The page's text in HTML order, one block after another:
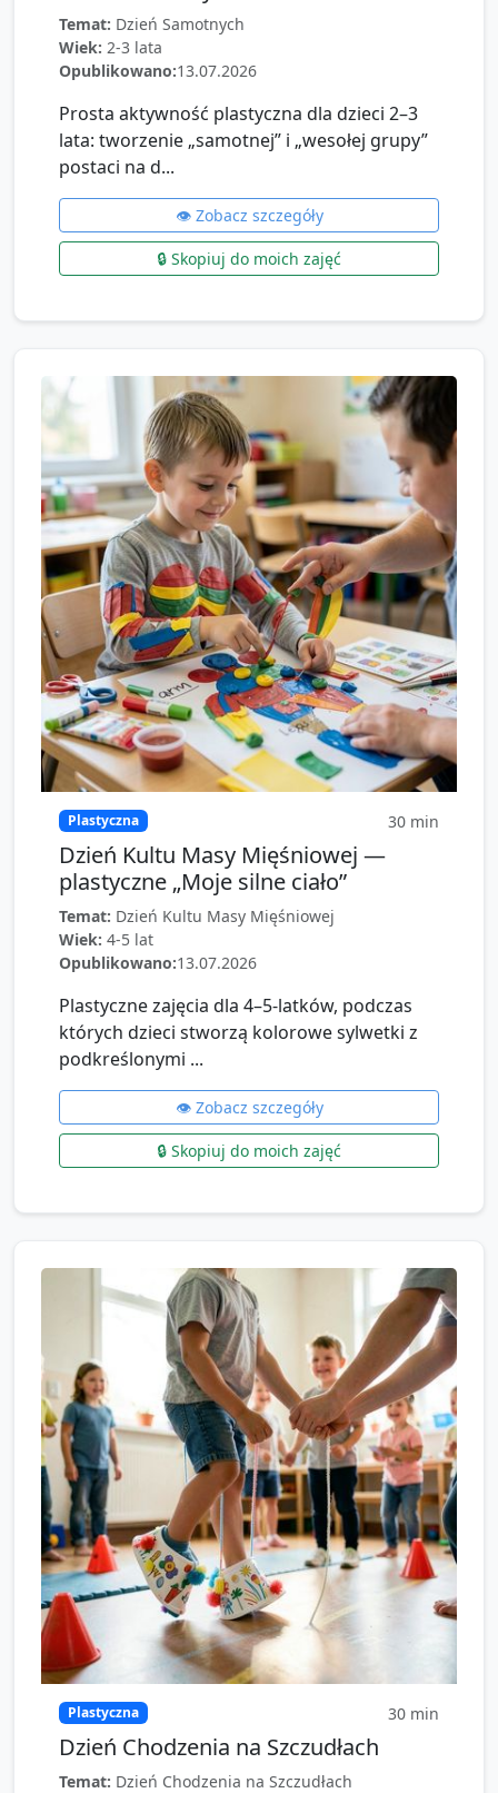
Temat: Dzień Samotnych
Wiek: 2-3 lata
Opublikowano:13.07.2026
Prosta aktywność plastyczna dla dzieci 2–3
lata: tworzenie „samotnej” i „wesołej grupy”
postaci na d...
👁️ Zobacz szczegóły
🔒 Skopiuj do moich zajęć
Plastyczna 30 min
Dzień Kultu Masy Mięśniowej —
plastyczne „Moje silne ciało”
Temat: Dzień Kultu Masy Mięśniowej
Wiek: 4-5 lat
Opublikowano:13.07.2026
Plastyczne zajęcia dla 4–5-latków, podczas
których dzieci stworzą kolorowe sylwetki z
podkreślonymi ...
👁️ Zobacz szczegóły
🔒 Skopiuj do moich zajęć
Plastyczna 30 min
Dzień Chodzenia na Szczudłach
Temat: Dzień Chodzenia na Szczudłach